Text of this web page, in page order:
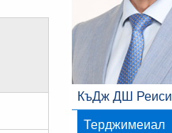
КъДж ДШ Реиси
Терджимеиал